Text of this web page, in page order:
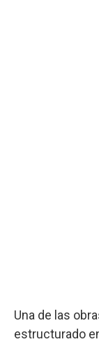
Una de las
estructurado